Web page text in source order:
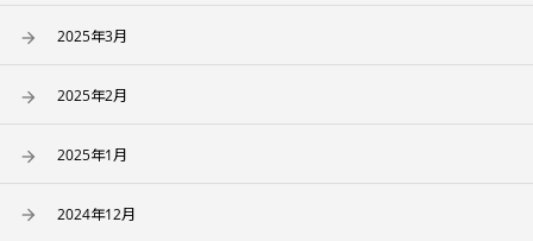
2025年3月
2025年2月
2025年1月
2024年12月